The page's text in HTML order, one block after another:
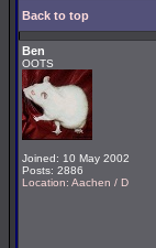
Back to top
Ben
OOTS
Joined: 10 May 2002
Posts: 2886
Location: Aachen / D